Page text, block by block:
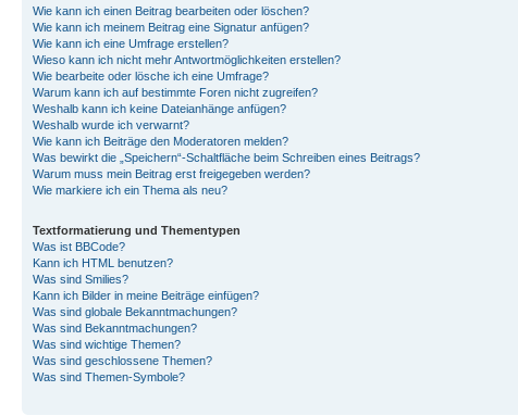
Wie kann ich einen Beitrag bearbeiten oder löschen?
Wie kann ich meinem Beitrag eine Signatur anfügen?
Wie kann ich eine Umfrage erstellen?
Wieso kann ich nicht mehr Antwortmöglichkeiten erstellen?
Wie bearbeite oder lösche ich eine Umfrage?
Warum kann ich auf bestimmte Foren nicht zugreifen?
Weshalb kann ich keine Dateianhänge anfügen?
Weshalb wurde ich verwarnt?
Wie kann ich Beiträge den Moderatoren melden?
Was bewirkt die „Speichern“-Schaltfläche beim Schreiben eines Beitrags?
Warum muss mein Beitrag erst freigegeben werden?
Wie markiere ich ein Thema als neu?
Textformatierung und Thementypen
Was ist BBCode?
Kann ich HTML benutzen?
Was sind Smilies?
Kann ich Bilder in meine Beiträge einfügen?
Was sind globale Bekanntmachungen?
Was sind Bekanntmachungen?
Was sind wichtige Themen?
Was sind geschlossene Themen?
Was sind Themen-Symbole?